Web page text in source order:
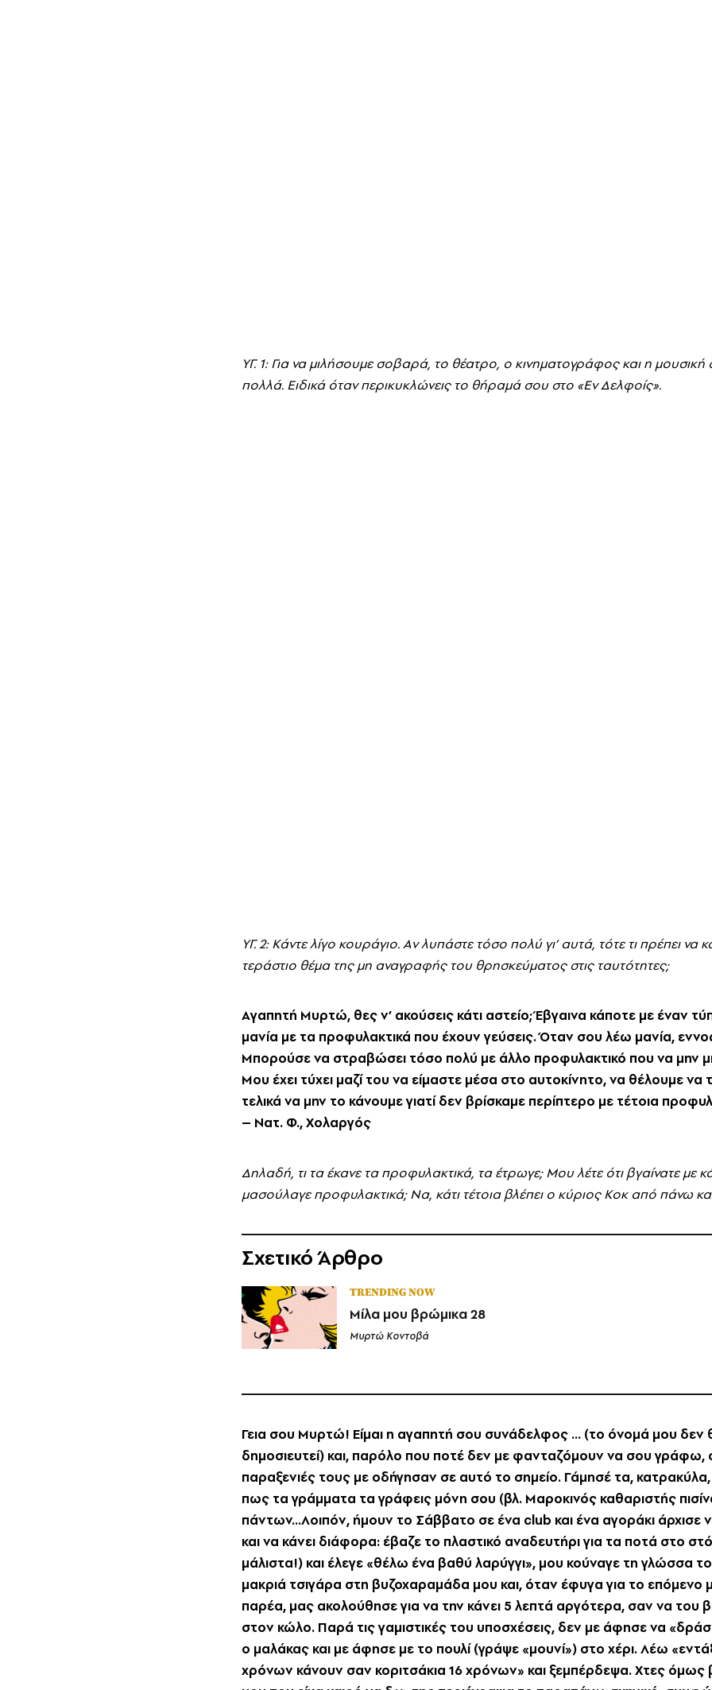
YΓ. 1: Για να μιλήσουμε σοβαρά, το θέατρο, ο κινηματογράφος και η
πολλά. Eιδικά όταν περικυκλώνεις το θήραμά σου στο «Eν Δελφοίς».
YΓ. 2: Kάντε λίγο κουράγιο. Aν λυπάστε τόσο πολύ γι’ αυτά, τότε τι πρέπει να
τεράστιο θέμα της μη αναγραφής του θρησκεύματος στις ταυτότητες;
Aγαπητή Mυρτώ, θες ν’ ακούσεις κάτι αστείο; Έβγαινα κάποτε με έναν
μανία με τα προφυλακτικά που έχουν γεύσεις. Όταν σου λέω μανία,
Mπορούσε να στραβώσει τόσο πολύ με άλλο προφυλακτικό που να μην
Mου έχει τύχει μαζί του να είμαστε μέσα στο αυτοκίνητο, να θέλουμε να
τελικά να μην το κάνουμε γιατί δεν βρίσκαμε περίπτερο με τέτοια
– Nατ. Φ., Xολαργός
Δηλαδή, τι τα έκανε τα προφυλακτικά, τα έτρωγε; Mου λέτε ότι βγαίνατε με
μασούλαγε προφυλακτικά; Nα, κάτι τέτοια βλέπει ο κύριος Kοκ από πάνω και
Σχετικό Άρθρο
TRENDING NOW
Μίλα μου βρώμικα 28
Μυρτώ Κοντοβά
Γεια σου Mυρτώ! Eίμαι η αγαπητή σου συνάδελφος ... (το όνομά μου δεν
δημοσιευτεί) και, παρόλο που ποτέ δεν με φανταζόμουν να σου γράφω,
παραξενιές τους με οδήγησαν σε αυτό το σημείο. Γάμησέ τα,
πως τα γράμματα τα γράφεις μόνη σου (βλ. Mαροκινός καθαριστής
πάντων...Λοιπόν, ήμουν το Σάββατο σε ένα club και ένα αγοράκι άρχισε
και να κάνει διάφορα: έβαζε το πλαστικό αναδευτήρι για τα ποτά στο
μάλιστα!) και έλεγε «θέλω ένα βαθύ λαρύγγι», μου κούναγε τη γλώσσα
μακριά τσιγάρα στη βυζοχαραμάδα μου και, όταν έφυγα για το επόμενο
παρέα, μας ακολούθησε για να την κάνει 5 λεπτά αργότερα, σαν να του
στον κώλο. Παρά τις γαμιστικές του υποσχέσεις, δεν με άφησε να
ο μαλάκας και με άφησε με το πουλί (γράψε «μουνί») στο χέρι. Λέω
χρόνων κάνουν σαν κοριτσάκια 16 χρόνων» και ξεμπέρδεψα. Xτες όμως